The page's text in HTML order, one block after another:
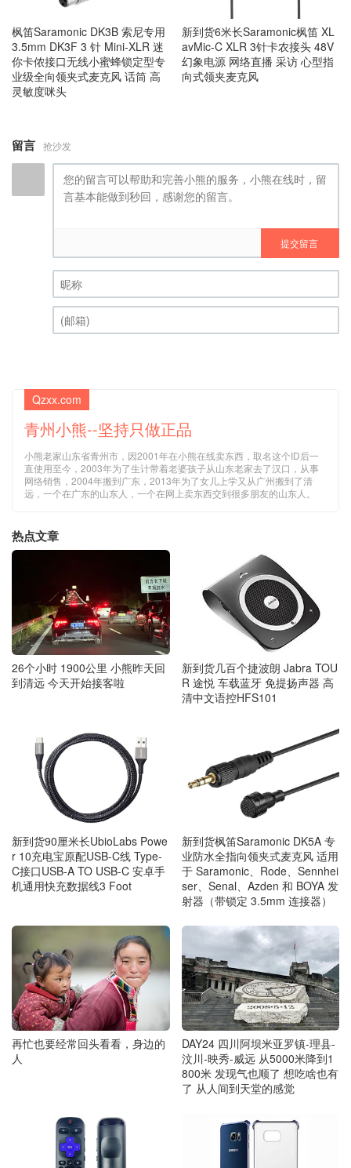
枫笛Saramonic DK3B 索尼专用
3.5mm DK3F 3 针 Mini-XLR 迷
你卡侬接口无线小蜜蜂锁定型专
业级全向领夹式麦克风 话筒 高
灵敏度咪头
新到货6米长Saramonic枫笛 XL
avMic-C XLR 3针卡农接头 48V
幻象电源 网络直播 采访 心型指
向式领夹麦克风
留言 抢沙发
提交留言
昵称 (必填)
Qzxx.com
青州小熊--坚持只做正品
小熊老家山东省青州市，因2001年在小熊在线卖东西，取名这个ID后一
直使用至今，2003年为了生计带着老婆孩子从山东老家去了汉口，从事
网络销售，2004年搬到广东，2013年为了女儿上学又从广州搬到了清
远，一个在广东的山东人，一个在网上卖东西交到很多朋友的山东人。
热点文章
26个小时 1900公里 小熊昨天回
到清远 今天开始接客啦
新到货几百个捷波朗 Jabra TOU
R 途悦 车载蓝牙 免提扬声器 高
清中文语控HFS101
新到货90厘米长UbioLabs Powe
r 10充电宝原配USB-C线 Type-
C接口USB-A TO USB-C 安卓手
机通用快充数据线3 Foot
新到货枫笛Saramonic DK5A 专
业防水全指向领夹式麦克风 适用
于 Saramonic、Rode、Sennhei
ser、Senal、Azden 和 BOYA 发
射器（带锁定 3.5mm 连接器）
再忙也要经常回头看看，身边的
人
DAY24 四川阿坝米亚罗镇-理县-
汶川-映秀-威远 从5000米降到1
800米 发现气也顺了 想吃啥也有
了 从人间到天堂的感觉